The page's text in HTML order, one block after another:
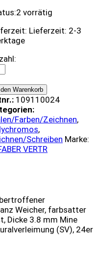
2 vorrätig
Lieferzeit: 2-3
den Warenkorb
109110024
Farben/Zeichnen,
,
Schreiben Marke:
VERTR
Weicher, farbsatter
Dicke 3.8 mm Mine
(SV), 24er